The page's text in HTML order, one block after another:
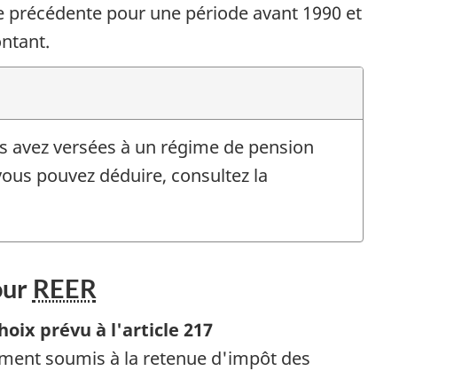
pour une période avant 1990 et
versées à un régime de pension
pouvez déduire, consultez la
REER
prévu à l'article 217
soumis à la retenue d'impôt des